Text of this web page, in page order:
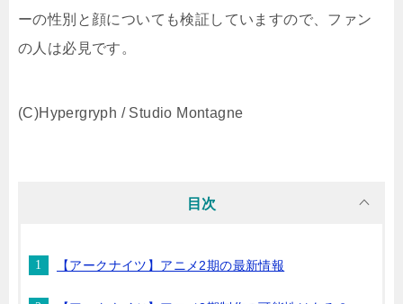
ーの性別と顔についても検証していますので、ファン
の人は必見です。
(C)Hypergryph / Studio Montagne
目次
【アークナイツ】アニメ2期の最新情報